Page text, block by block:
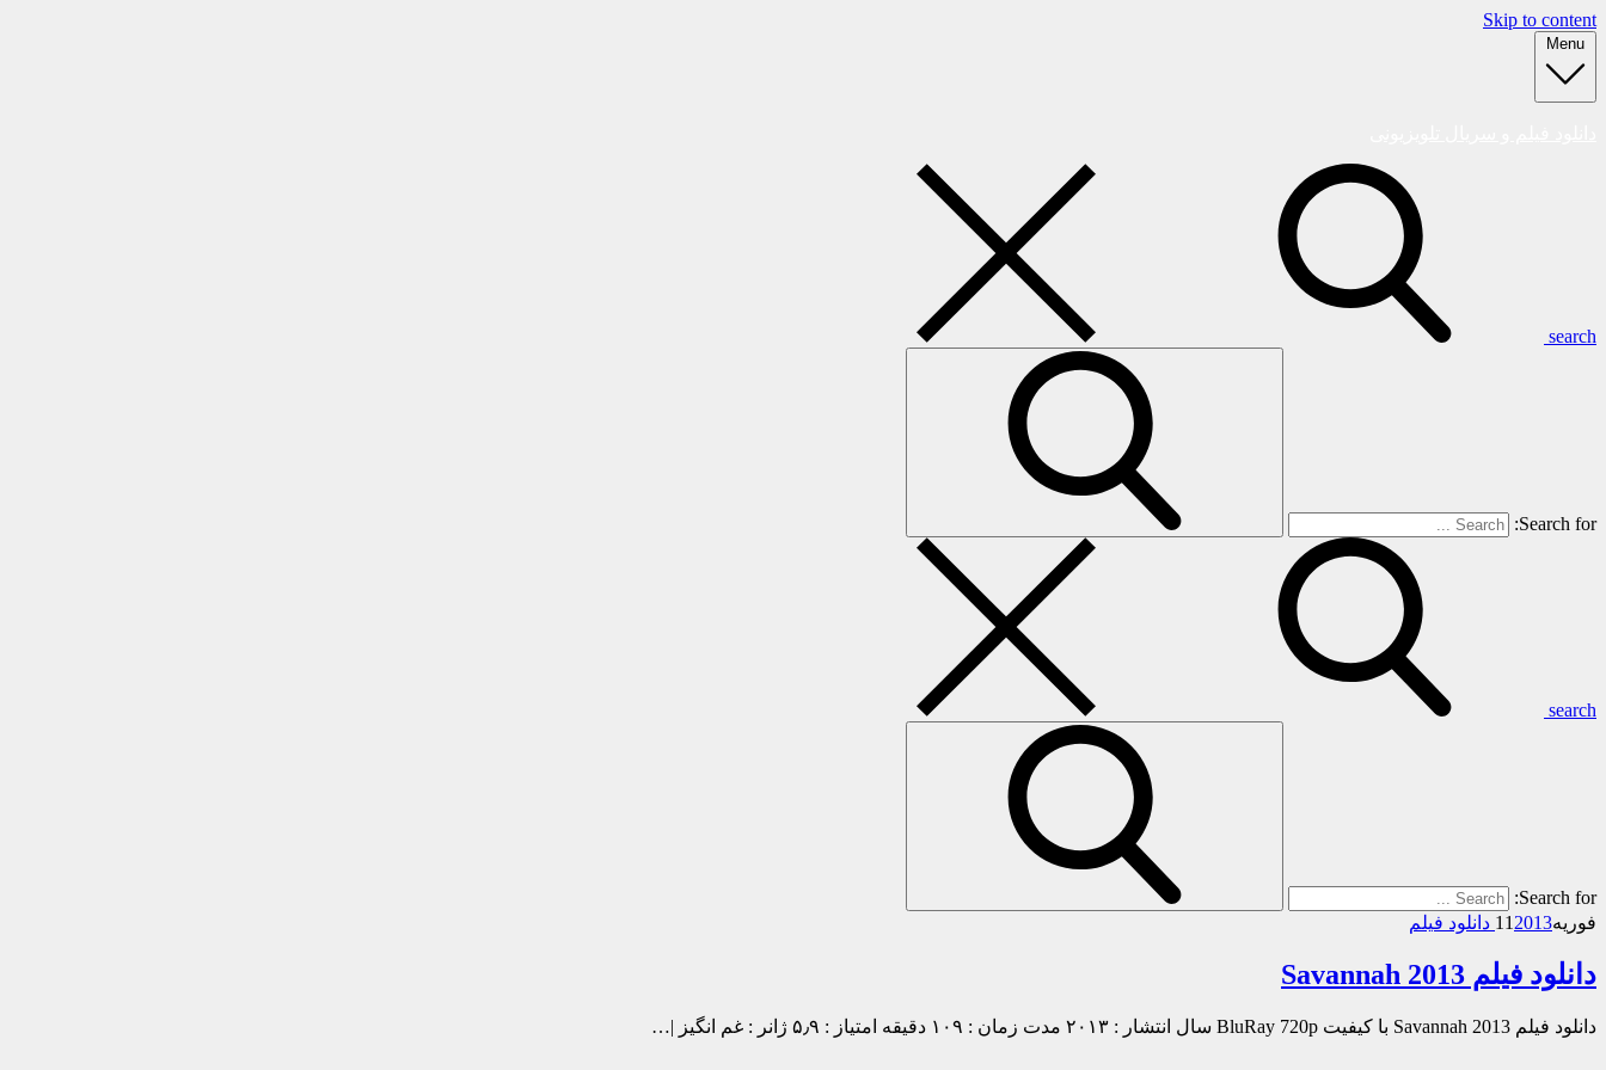
Skip to content
Menu
search
Search for:
search
Search for:
فوریه
11 2013 دانلود فیلم
دانلود فیلم Savannah 2013
دانلود فیلم Savannah 2013 با کیفیت BluRay 720p سال انتشار : ۲۰۱۳ مدت زمان : ۱۰۹ دقیقه امتیاز : ۵٫۹ ژانر : غم انگیز |…